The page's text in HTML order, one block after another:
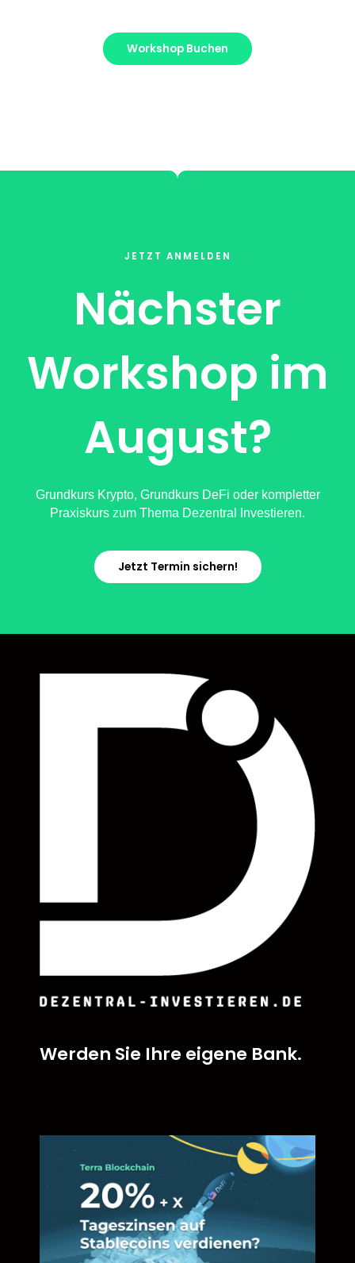
Workshop Buchen
JETZT ANMELDEN
Nächster
Workshop im
August?
Grundkurs Krypto, Grundkurs DeFi oder kompletter
Praxiskurs zum Thema Dezentral Investieren.
Jetzt Termin sichern!
Werden Sie Ihre eigene Bank.